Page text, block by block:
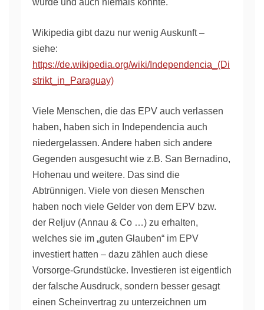
würde und auch niemals könnte.
Wikipedia gibt dazu nur wenig Auskunft –
siehe:
https://de.wikipedia.org/wiki/Independencia_(Di
strikt_in_Paraguay)
Viele Menschen, die das EPV auch verlassen
haben, haben sich in Independencia auch
niedergelassen. Andere haben sich andere
Gegenden ausgesucht wie z.B. San Bernadino,
Hohenau und weitere. Das sind die
Abtrünnigen. Viele von diesen Menschen
haben noch viele Gelder von dem EPV bzw.
der Reljuv (Annau & Co …) zu erhalten,
welches sie im „guten Glauben“ im EPV
investiert hatten – dazu zählen auch diese
Vorsorge-Grundstücke. Investieren ist eigentlich
der falsche Ausdruck, sondern besser gesagt
einen Scheinvertrag zu unterzeichnen um